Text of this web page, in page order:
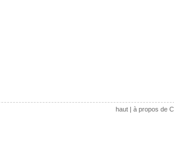
haut| à propos de